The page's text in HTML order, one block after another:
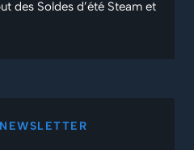
des Soldes d’été Steam et